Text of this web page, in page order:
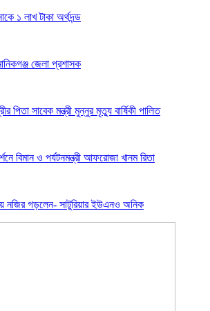
১ লাখ টাকা অর্থদন্ড
জেলা প্রশাসক
পিতা সাবেক মন্ত্রী মুন্নুর মৃত্যু বার্ষিকী পালিত
বিমান ও পর্যটনমন্ত্রী আফরোজা খানম রিতা
নজির গড়লেন- সাটুরিয়ার ইউএনও অনিক